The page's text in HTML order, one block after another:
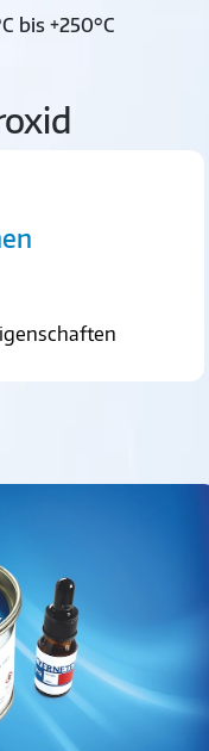
bis +250°C